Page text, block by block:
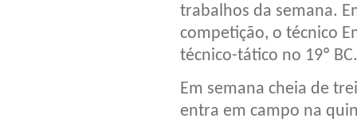
trabalhos da semana.
competição, o técnico
técnico-tático no 19º BC.
Em semana cheia de
entra em campo na